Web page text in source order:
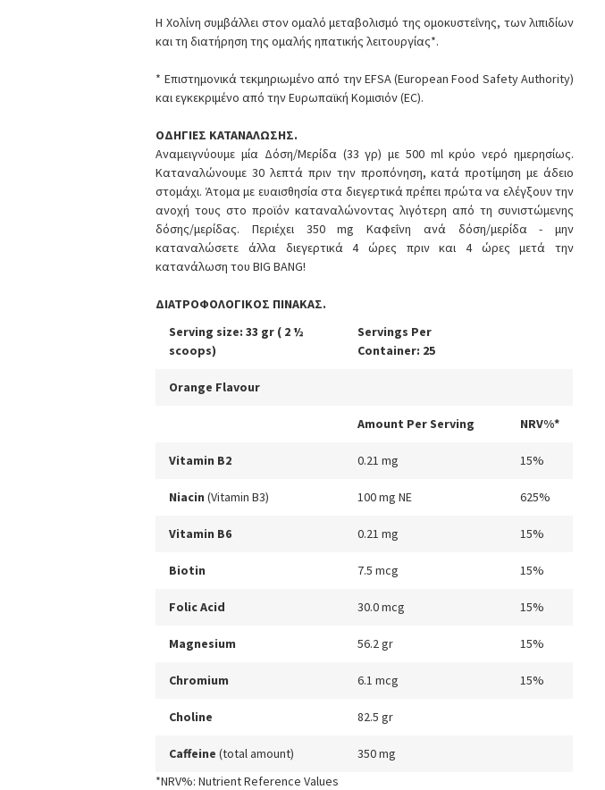
Η Χολίνη συμβάλλει στον ομαλό μεταβολισμό της ομοκυστεΐνης, των λιπιδίων
και τη διατήρηση της ομαλής ηπατικής λειτουργίας*.
* Eπιστημονικά τεκμηριωμένο από την EFSA (European Food Safety Authority)
και εγκεκριμένο από την Ευρωπαϊκή Κομισιόν (EC).
ΟΔΗΓΙΕΣ ΚΑΤΑΝΑΛΩΣΗΣ.
Αναμειγνύουμε μία Δόση/Μερίδα (33 γρ) με 500 ml κρύο νερό ημερησίως.
Καταναλώνουμε 30 λεπτά πριν την προπόνηση, κατά προτίμηση με άδειο
στομάχι. Άτομα με ευαισθησία στα διεγερτικά πρέπει πρώτα να ελέγξουν την
ανοχή τους στο προϊόν καταναλώνοντας λιγότερη από τη συνιστώμενης
δόσης/μερίδας. Περιέχει 350 mg Καφεΐνη ανά δόση/μερίδα - μην
καταναλώσετε άλλα διεγερτικά 4 ώρες πριν και 4 ώρες μετά την
κατανάλωση του BIG BANG!
ΔΙΑΤΡΟΦΟΛΟΓΙΚΟΣ ΠΙΝΑΚΑΣ.
Serving size: 33 gr ( 2 ½
scoops)
Servings Per
Container: 25
Orange Flavour
Amount Per Serving NRV%*
Vitamin B2 0.21 mg 15%
Niacin (Vitamin B3) 100 mg NE 625%
Vitamin B6 0.21 mg 15%
Biotin 7.5 mcg 15%
Folic Acid 30.0 mcg 15%
Magnesium 56.2 gr 15%
Chromium 6.1 mcg 15%
Choline 82.5 gr
Caffeine(total amount)
350 mg
*NRV%: Nutrient Reference Values